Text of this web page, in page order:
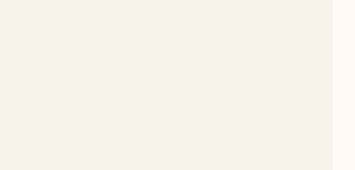
JAMES GODFREY